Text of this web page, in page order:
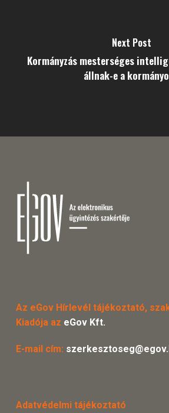
Next Post
Kormányzás mesterséges
állnak-e a
Az eGov Hírlevél tájékoztató,
Kiadója az eGov Kft.
E-mail cím:
Adatvédelmi tájékoztató